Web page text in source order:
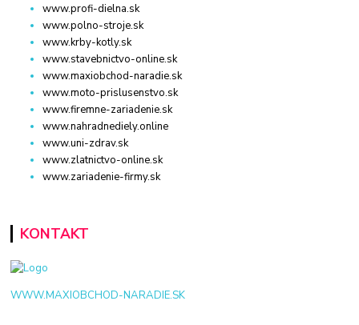
www.profi-dielna.sk
www.polno-stroje.sk
www.krby-kotly.sk
www.stavebnictvo-online.sk
www.maxiobchod-naradie.sk
www.moto-prislusenstvo.sk
www.firemne-zariadenie.sk
www.nahradnediely.online
www.uni-zdrav.sk
www.zlatnictvo-online.sk
www.zariadenie-firmy.sk
KONTAKT
WWW.MAXIOBCHOD-NARADIE.SK